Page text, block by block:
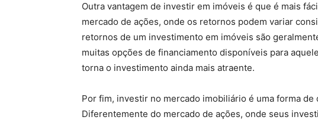
Outra vantagem de investir em imóveis é que é mais fá
mercado de ações, onde os retornos podem variar
retornos de um investimento em imóveis são geralment
muitas opções de financiamento disponíveis para aquel
torna o investimento ainda mais atraente.
Por fim, investir no mercado imobiliário é uma forma de
Diferentemente do mercado de ações, onde seus invest